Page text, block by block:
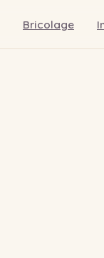
Bricolage